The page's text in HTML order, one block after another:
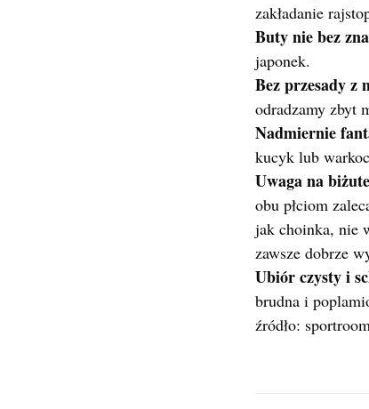
zakładanie
Buty nie bez
japonek.
Bez przesady z
odradzamy zbyt
Nadmiernie
kucyk lub
Uwaga na
obu płciom
jak choinka, nie
zawsze dobrze
Ubiór czysty i
brudna i
źródło: